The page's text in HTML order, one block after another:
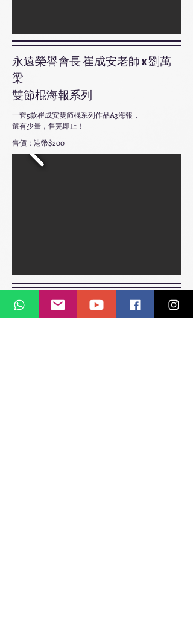
永遠榮譽會長 崔成安老師 x 劉萬
梁
雙節棍海報系列
一套5款崔成安雙節棍系列作品A3海報，
還有少量，售完即止！
售價：港幣$200
永遠榮譽會長 崔成安老師
2017 限量海報系列